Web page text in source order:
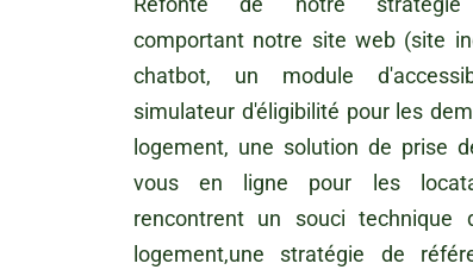
comportant notre site web (site
chatbot, un module
simulateur d'éligibilité pour les
logement, une solution de prise
vous en ligne pour les
rencontrent un souci technique
logement,une stratégie de